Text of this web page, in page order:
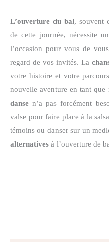
L’ouverture du bal, souvent
de cette journée, nécessite
l’occasion pour vous de
regard de vos invités. La
votre histoire et votre
nouvelle aventure en tant
danse n’a pas forcément
valse pour faire place à la
témoins ou danser sur un
alternatives à l’ouverture de